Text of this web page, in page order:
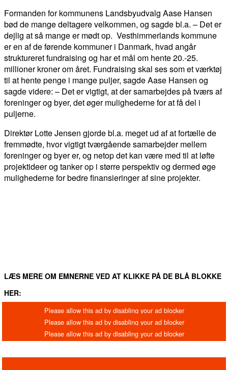
Formanden for kommunens Landsbyudvalg Aase Hansen
bød de mange deltagere velkommen, og sagde bl.a. – Det er
dejlig at så mange er mødt op. Vesthimmerlands kommune
er en af de førende kommuner i Danmark, hvad angår
struktureret fundraising og har et mål om hente 20.-25.
millioner kroner om året. Fundraising skal ses som et værktøj
til at hente penge i mange puljer, sagde Aase Hansen og
sagde videre: – Det er vigtigt, at der samarbejdes på tværs af
foreninger og byer, det øger mulighederne for at få del i
puljerne.
Direktør Lotte Jensen gjorde bl.a. meget ud af at fortælle de
fremmødte, hvor vigtigt tværgående samarbejder mellem
foreninger og byer er, og netop det kan være med til at løfte
projektideer og tanker op i større perspektiv og dermed øge
mulighederne for bedre finansieringer af sine projekter.
LÆS MERE OM EMNERNE VED AT KLIKKE PÅ DE BLÅ BLOKKE
HER: